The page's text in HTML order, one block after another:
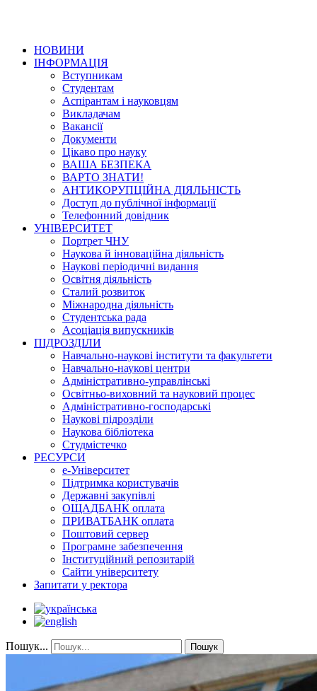
НОВИНИ
ІНФОРМАЦІЯ
Вступникам
Студентам
Аспірантам і науковцям
Викладачам
Вакансії
Документи
Цікаво про науку
ВАША БЕЗПЕКА
ВАРТО ЗНАТИ!
АНТИКОРУПЦІЙНА ДІЯЛЬНІСТЬ
Доступ до публічної інформації
Телефонний довідник
УНІВЕРСИТЕТ
Портрет ЧНУ
Наукова й інноваційна діяльність
Наукові періодичні видання
Освітня діяльність
Сталий розвиток
Міжнародна діяльність
Студентська рада
Асоціація випускників
ПІДРОЗДІЛИ
Навчально-наукові інститути та факультети
Навчально-наукові центри
Адміністративно-управлінські
Освітньо-виховний та науковий процес
Адміністративно-господарські
Наукові підрозділи
Наукова бібліотека
Студмістечко
РЕСУРСИ
е-Університет
Підтримка користувачів
Державні закупівлі
ОЩАДБАНК оплата
ПРИВАТБАНК оплата
Поштовий сервер
Програмне забезпечення
Інституційний репозитарій
Сайти університету
Запитати у ректора
Пошук... Пошук